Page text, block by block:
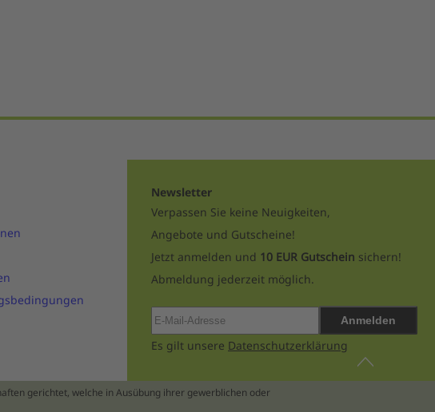
gerichtet, welche in Ausübung ihrer gewerblichen oder
Newsletter
Verpassen Sie keine Neuigkeiten,
Angebote und Gutscheine!
Jetzt anmelden und 10 EUR Gutschein sichern!
Abmeldung jederzeit möglich.
Anmelden
Es gilt unsere Datenschutzerklärung